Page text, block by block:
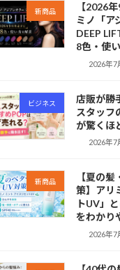
新商品
【2026
ミノ「ア
DEEP
8色・使
2026年7
ビジネス
店販が勝
スタッフ
が驚くほ
2026年7
新商品
【夏の
策】アリ
トUV」
をわかり
2026年7